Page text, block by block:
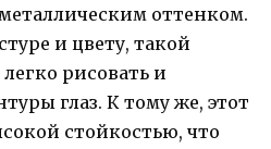
оттенком.
и цвету, такой
рисовать и
глаз. К тому же, этот
стойкостью, что